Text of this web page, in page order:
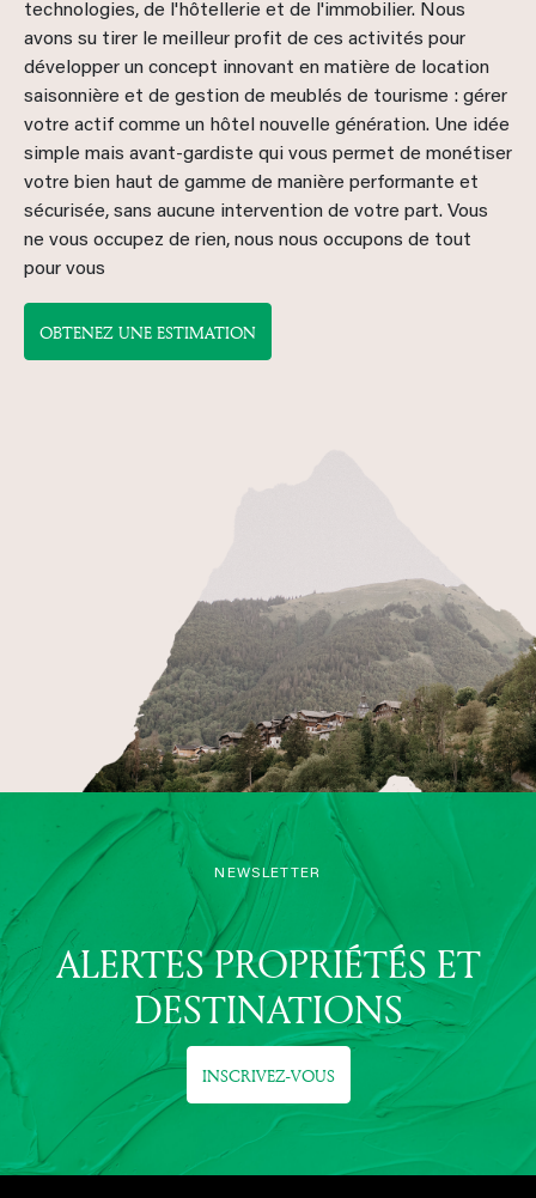
technologies, de l'hôtellerie et de l'immobilier. Nous
avons su tirer le meilleur profit de ces activités pour
développer un concept innovant en matière de location
saisonnière et de gestion de meublés de tourisme : gérer
votre actif comme un hôtel nouvelle génération. Une idée
simple mais avant-gardiste qui vous permet de monétiser
votre bien haut de gamme de manière performante et
sécurisée, sans aucune intervention de votre part. Vous
ne vous occupez de rien, nous nous occupons de tout
pour vous
OBTENEZ UNE ESTIMATION
NEWSLETTER
ALERTES PROPRIÉTÉS ET
DESTINATIONS
INSCRIVEZ-VOUS